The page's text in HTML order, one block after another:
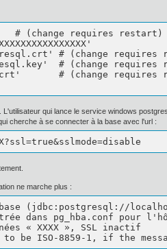
restart)
restart)
qui lance le service windows
cherche à se connecter à la base avec l'url :
ne marche plus :
(jdbc:postgresql://
dans pg_hba.conf pour
« XXXX », SSL inactif
be ISO-8859-1, if the